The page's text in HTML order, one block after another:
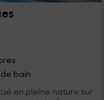
bain
en pleine nature sur